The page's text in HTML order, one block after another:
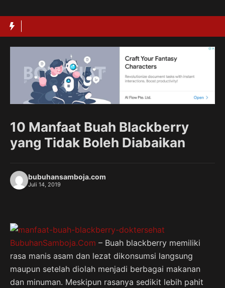
ke
10 Manfaat Buah Blackberry
yang Tidak Boleh Diabaikan
bubuhansamboja.com
Juli 14, 2019
BubuhanSamboja.Com – Buah blackberry memiliki
rasa manis asam dan lezat dikonsumsi langsung
maupun setelah diolah menjadi berbagai makanan
dan minuman. Meskipun rasanya sedikit lebih pahit